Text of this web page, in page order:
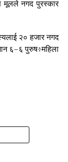
मूलले नगद पुरस्कार
२० हजार नगद
६–६ पुरुष÷महिला